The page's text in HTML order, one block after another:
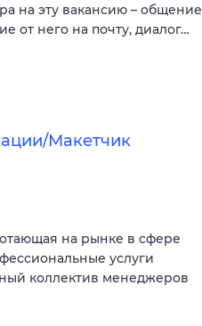
на эту вакансию – общение
от него на почту, диалог…
Макетчик
на рынке в сфере
услуги
коллектив менеджеров